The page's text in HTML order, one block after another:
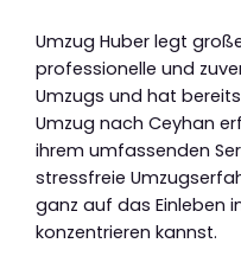
Umzug Huber legt
professionelle und
Umzugs und hat
Umzug nach Ceyhan
ihrem umfassenden
stressfreie
ganz auf das Einleben
konzentrieren kannst.